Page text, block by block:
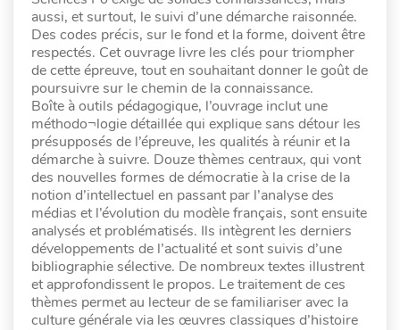
aussi, et surtout, le suivi d’une démarche raisonnée.
Des codes précis, sur le fond et la forme, doivent être
respectés. Cet ouvrage livre les clés pour triompher
de cette épreuve, tout en souhaitant donner le goût de
poursuivre sur le chemin de la connaissance.
Boîte à outils pédagogique, l’ouvrage inclut une
méthodo¬logie détaillée qui explique sans détour les
présupposés de l’épreuve, les qualités à réunir et la
démarche à suivre. Douze thèmes centraux, qui vont
des nouvelles formes de démocratie à la crise de la
notion d’intellectuel en passant par l’analyse des
médias et l’évolution du modèle français, sont ensuite
analysés et problématisés. Ils intègrent les derniers
développements de l’actualité et sont suivis d’une
bibliographie sélective. De nombreux textes illustrent
et approfondissent le propos. Le traitement de ces
thèmes permet au lecteur de se familiariser avec la
culture générale via les œuvres classiques d’histoire